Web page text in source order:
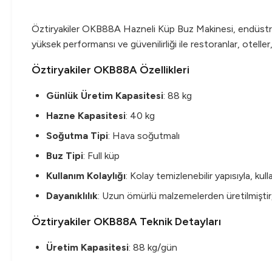
Öztiryakiler OKB88A Hazneli Küp Buz Makinesi,
yüksek performansı ve güvenilirliği ile restoranlar,
Öztiryakiler OKB88A Özellikleri
Günlük Üretim Kapasitesi: 88 kg
Hazne Kapasitesi: 40 kg
Soğutma Tipi: Hava soğutmalı
Buz Tipi: Full küp
Kullanım Kolaylığı: Kolay temizlenebilir yapısıyla,
Dayanıklılık: Uzun ömürlü malzemelerden
Öztiryakiler OKB88A Teknik Detayları
Üretim Kapasitesi: 88 kg/gün